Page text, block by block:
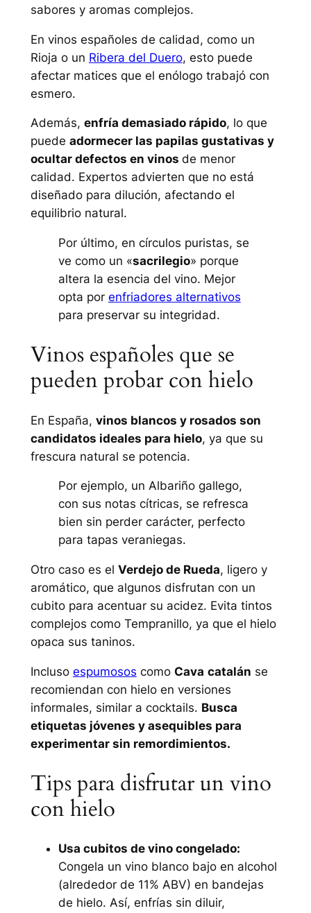
sabores y aromas complejos.
En vinos españoles de calidad, como un
Rioja o un Ribera del Duero, esto puede
afectar matices que el enólogo trabajó con
esmero.
Además, enfría demasiado rápido, lo que
puede adormecer las papilas gustativas y
ocultar defectos en vinos de menor
calidad. Expertos advierten que no está
diseñado para dilución, afectando el
equilibrio natural.
Por último, en círculos puristas, se
ve como un «sacrilegio» porque
altera la esencia del vino. Mejor
opta por enfriadores alternativos
para preservar su integridad.
Vinos españoles que se
pueden probar con hielo
En España, vinos blancos y rosados son
candidatos ideales para hielo, ya que su
frescura natural se potencia.
Por ejemplo, un Albariño gallego,
con sus notas cítricas, se refresca
bien sin perder carácter, perfecto
para tapas veraniegas.
Otro caso es el Verdejo de Rueda, ligero y
aromático, que algunos disfrutan con un
cubito para acentuar su acidez. Evita tintos
complejos como Tempranillo, ya que el hielo
opaca sus taninos.
Incluso espumosos como Cava catalán se
recomiendan con hielo en versiones
informales, similar a cocktails. Busca
etiquetas jóvenes y asequibles para
experimentar sin remordimientos.
Tips para disfrutar un vino
con hielo
Usa cubitos de vino congelado:
Congela un vino blanco bajo en alcohol
(alrededor de 11% ABV) en bandejas
de hielo. Así, enfrías sin diluir,